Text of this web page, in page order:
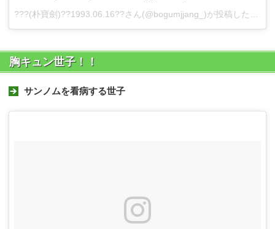
???(朴寶劍)??1993.06.16??さん(@bogumjjang_)が投稿した動画 -
胸キュン世子！！
サンノムを看病する世子